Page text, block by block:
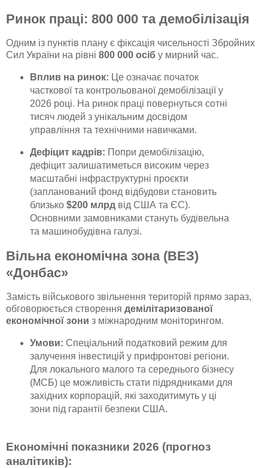
Ринок праці: 800 000 та демобілізація
Одним із пунктів плану є фіксація чисельності Збройних
Сил України на рівні 800 000 осіб у мирний час.
Вплив на ринок: Це означає початок
часткової та контрольованої демобілізації у
2026 році. На ринок праці повернуться сотні
тисяч людей з унікальним досвідом
управління та технічними навичками.
Дефіцит кадрів: Попри демобілізацію,
дефіцит залишатиметься високим через
масштабні інфраструктурні проєкти
(запланований фонд відбудови становить
близько $200 млрдвід США та ЄС).
Основними замовниками стануть будівельна
та машинобудівна галузі.
Вільна економічна зона (ВЕЗ)
«Донбас»
Замість військового звільнення територій прямо зараз,
обговорюється створення демілітаризованої
економічної зони з міжнародним моніторингом.
Умови: Спеціальний податковий режим для
залучення інвестицій у прифронтові регіони.
Для локального малого та середнього бізнесу
(МСБ) це можливість стати підрядниками для
західних корпорацій, які заходитимуть у ці
зони під гарантії безпеки США.
Економічні показники 2026 (прогноз
аналітиків):